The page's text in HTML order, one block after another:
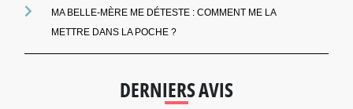
MA BELLE-MÈRE ME DÉTESTE : COMMENT ME LA
METTRE DANS LA POCHE ?
DERNIERS AVIS